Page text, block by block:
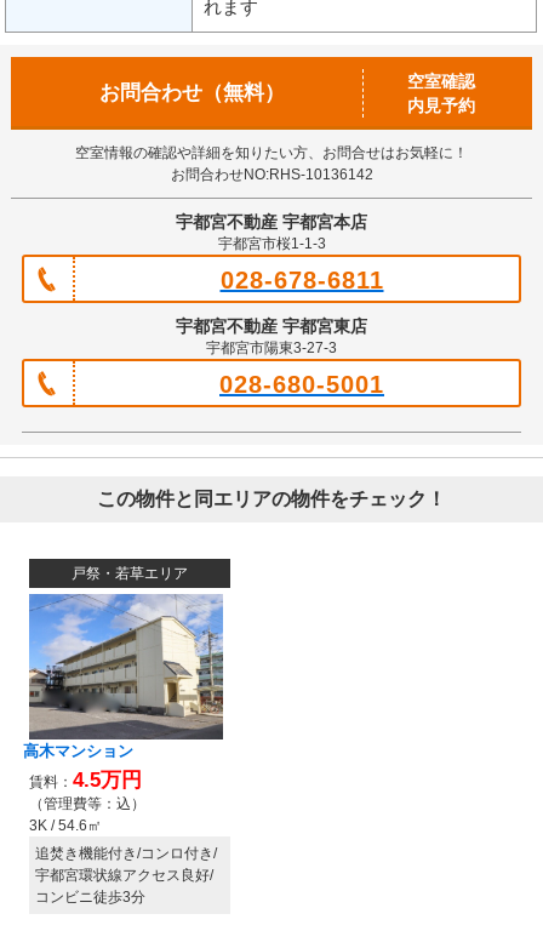
れます
お問合わせ（無料）
空室確認
内見予約
空室情報の確認や詳細を知りたい方、お問合せはお気軽に！
お問合わせNO:RHS-10136142
宇都宮不動産 宇都宮本店
宇都宮市桜1-1-3
028-678-6811
宇都宮不動産 宇都宮東店
宇都宮市陽東3-27-3
028-680-5001
この物件と同エリアの物件をチェック！